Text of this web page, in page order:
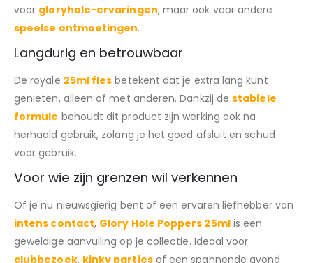
voor gloryhole-ervaringen, maar ook voor andere
speelse ontmoetingen.
Langdurig en betrouwbaar
De royale 25ml fles betekent dat je extra lang kunt
genieten, alleen of met anderen. Dankzij destabiele
formule behoudt dit product zijn werking ook na
herhaald gebruik, zolang je het goed afsluit en schud
voor gebruik.
Voor wie zijn grenzen wil verkennen
Of je nu nieuwsgierig bent of een ervaren liefhebber van
intens contact, Glory Hole Poppers 25mlis een
geweldige aanvulling op je collectie. Ideaal voor
clubbezoek, kinky partiesof een spannende avond